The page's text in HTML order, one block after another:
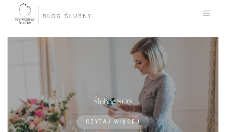
Ślubne SOS
CZYTAJ WIĘCEJ